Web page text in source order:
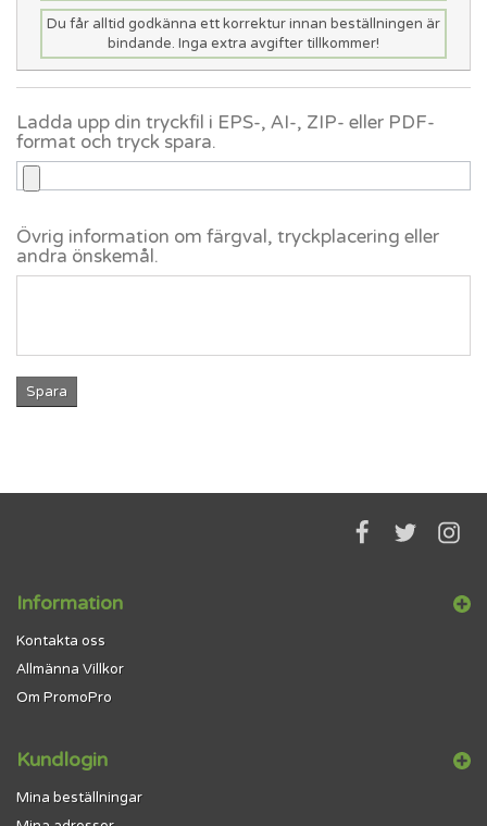
Du får alltid godkänna ett korrektur innan beställningen är
bindande. Inga extra avgifter tillkommer!
Ladda upp din tryckfil i EPS-, AI-, ZIP- eller PDF-
format och tryck spara.
Övrig information om färgval, tryckplacering eller
andra önskemål.
Spara
Information
Kontakta oss
Allmänna Villkor
Om PromoPro
Kundlogin
Mina beställningar